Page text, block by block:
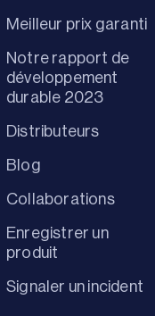
Meilleur prix garanti
Notre rapport de
développement
durable 2023
Distributeurs
Blog
Collaborations
Enregistrer un
produit
Signaler un incident